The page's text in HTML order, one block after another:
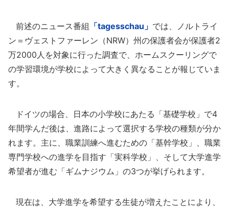
前述のニュース番組 「tagesschau」 では、ノルトライ
ン＝ヴェストファーレン（NRW）州の保護者会が保護者2
万2000人を対象に行った調査で、ホームスクーリングで
の学習環境が学校によって大きく異なることが報じていま
す。
ドイツの場合、日本の小学校にあたる「基礎学校」で4
年間学んだ後は、進路によって選択する学校の種類が分か
れます。主に、職業訓練へ進むための「基幹学校」、職業
専門学校への進学を目指す「実科学校」、そして大学進学
希望者が進む「ギムナジウム」の3つが挙げられます。
現在は、大学進学を希望する生徒が増えたことにより、